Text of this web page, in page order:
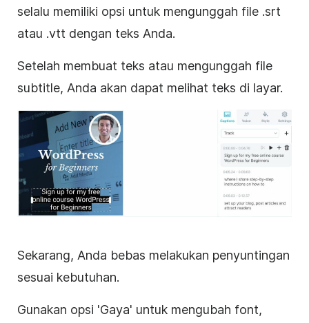
selalu memiliki opsi untuk mengunggah file .srt
atau .vtt dengan teks Anda.
Setelah membuat teks atau mengunggah file
subtitle, Anda akan dapat melihat teks di layar.
Sekarang, Anda bebas melakukan penyuntingan
sesuai kebutuhan.
Gunakan opsi 'Gaya' untuk mengubah font,